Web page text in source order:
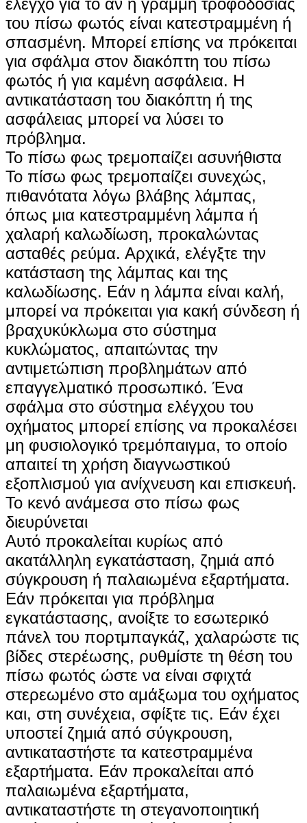
έλεγχο για το αν η γραμμή τροφοδοσίας
του πίσω φωτός είναι κατεστραμμένη ή
σπασμένη. Μπορεί επίσης να πρόκειται
για σφάλμα στον διακόπτη του πίσω
φωτός ή για καμένη ασφάλεια. Η
αντικατάσταση του διακόπτη ή της
ασφάλειας μπορεί να λύσει το
πρόβλημα.
Το πίσω φως τρεμοπαίζει ασυνήθιστα
Το πίσω φως τρεμοπαίζει συνεχώς,
πιθανότατα λόγω βλάβης λάμπας,
όπως μια κατεστραμμένη λάμπα ή
χαλαρή καλωδίωση, προκαλώντας
ασταθές ρεύμα. Αρχικά, ελέγξτε την
κατάσταση της λάμπας και της
καλωδίωσης. Εάν η λάμπα είναι καλή,
μπορεί να πρόκειται για κακή σύνδεση ή
βραχυκύκλωμα στο σύστημα
κυκλώματος, απαιτώντας την
αντιμετώπιση προβλημάτων από
επαγγελματικό προσωπικό. Ένα
σφάλμα στο σύστημα ελέγχου του
οχήματος μπορεί επίσης να προκαλέσει
μη φυσιολογικό τρεμόπαιγμα, το οποίο
απαιτεί τη χρήση διαγνωστικού
εξοπλισμού για ανίχνευση και επισκευή.
Το κενό ανάμεσα στο πίσω φως
διευρύνεται
Αυτό προκαλείται κυρίως από
ακατάλληλη εγκατάσταση, ζημιά από
σύγκρουση ή παλαιωμένα εξαρτήματα.
Εάν πρόκειται για πρόβλημα
εγκατάστασης, ανοίξτε το εσωτερικό
πάνελ του πορτμπαγκάζ, χαλαρώστε τις
βίδες στερέωσης, ρυθμίστε τη θέση του
πίσω φωτός ώστε να είναι σφιχτά
στερεωμένο στο αμάξωμα του οχήματος
και, στη συνέχεια, σφίξτε τις. Εάν έχει
υποστεί ζημιά από σύγκρουση,
αντικαταστήστε τα κατεστραμμένα
εξαρτήματα. Εάν προκαλείται από
παλαιωμένα εξαρτήματα,
αντικαταστήστε τη στεγανοποιητική